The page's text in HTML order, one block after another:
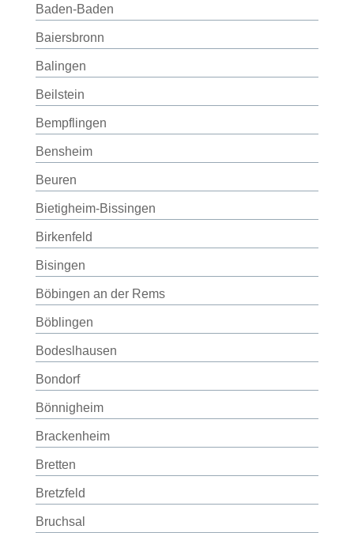
Baden-Baden
Baiersbronn
Balingen
Beilstein
Bempflingen
Bensheim
Beuren
Bietigheim-Bissingen
Birkenfeld
Bisingen
Böbingen an der Rems
Böblingen
Bodeslhausen
Bondorf
Bönnigheim
Brackenheim
Bretten
Bretzfeld
Bruchsal